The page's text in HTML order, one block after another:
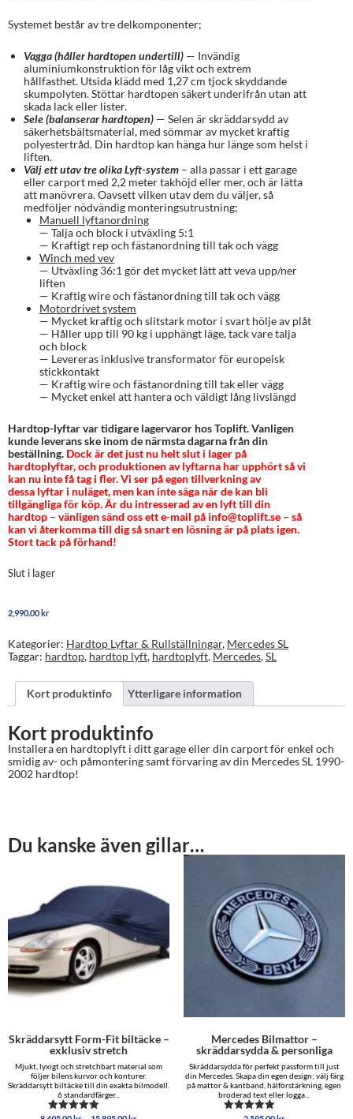
Systemet består av tre delkomponenter;
Vagga (håller hardtopen undertill) — Invändig
aluminiumkonstruktion för låg vikt och extrem
hållfasthet. Utsida klädd med 1,27 cm tjock skyddande
skumpolyten. Stöttar hardtopen säkert underifrån utan att
skada lack eller lister.
Sele (balanserar hardtopen) — Selen är skräddarsydd av
säkerhetsbältsmaterial, med sömmar av mycket kraftig
polyestertråd. Din hardtop kan hänga hur länge som helst i
liften.
Välj ett utav tre olika Lyft-system – alla passar i ett garage
eller carport med 2,2 meter takhöjd eller mer, och är lätta
att manövrera. Oavsett vilken utav dem du väljer, så
medföljer nödvändig monteringsutrustning;
Manuell lyftanordning
— Talja och block i utväxling 5:1
— Kraftigt rep och fästanordning till tak och vägg
Winch med vev
— Utväxling 36:1 gör det mycket lätt att veva upp/ner
liften
— Kraftig wire och fästanordning till tak och vägg
Motordrivet system
— Mycket kraftig och slitstark motor i svart hölje av plåt
— Håller upp till 90 kg i upphängt läge, tack vare talja
och block
— Levereras inklusive transformator för europeisk
stickkontakt
— Kraftig wire och fästanordning till tak eller vägg
— Mycket enkel att hantera och väldigt lång livslängd
Hardtop-lyftar var tidigare lagervaror hos Toplift. Vanligen
kunde leverans ske inom de närmsta dagarna från din
beställning. Dock är det just nu helt slut i lager på
hardtoplyftar, och produktionen av lyftarna har upphört så vi
kan nu inte få tag i fler. Vi ser på egen tillverkning av
dessa lyftar i nuläget, men kan inte säga när de kan bli
tillgängliga för köp. Är du intresserad av en lyft till din
hardtop – vänligen sänd oss ett e-mail på info@toplift.se – så
kan vi återkomma till dig så snart en lösning är på plats igen.
Stort tack på förhand!
Slut i lager
2,990.00kr
Kategorier: Hardtop Lyftar & Rullställningar, Mercedes SL
Taggar: hardtop, hardtop lyft, hardtoplyft, Mercedes,SL
Kort produktinfo Ytterligare information
Kort produktinfo
Installera en hardtoplyft i ditt garage eller din carport för enkel och
smidig av- och påmontering samt förvaring av din Mercedes SL 1990-
2002 hardtop!
Du kanske även gillar…
Skräddarsytt Form-Fit biltäcke –
exklusiv stretch
Mjukt, lyxigt och stretchbart material som
följer bilens kurvor och konturer.
Skräddarsytt biltäcke till din exakta bilmodell.
6 standardfärger...
Mercedes Bilmattor –
skräddarsydda & personliga
Skräddarsydda för perfekt passform till just
din Mercedes. Skapa din egen design; välj färg
på mattor & kantband, hälförstärkning, egen
broderad text eller logga...